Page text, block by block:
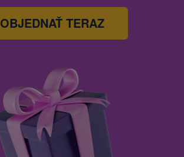
OBJEDNAŤ TERAZ